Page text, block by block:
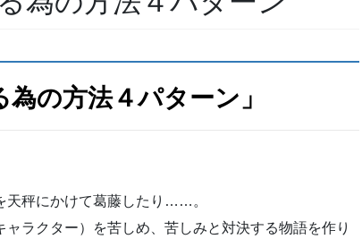
の方法４パターン」
天秤にかけて葛藤したり……。
ラクター）を苦しめ、苦しみと対決する物語を作り